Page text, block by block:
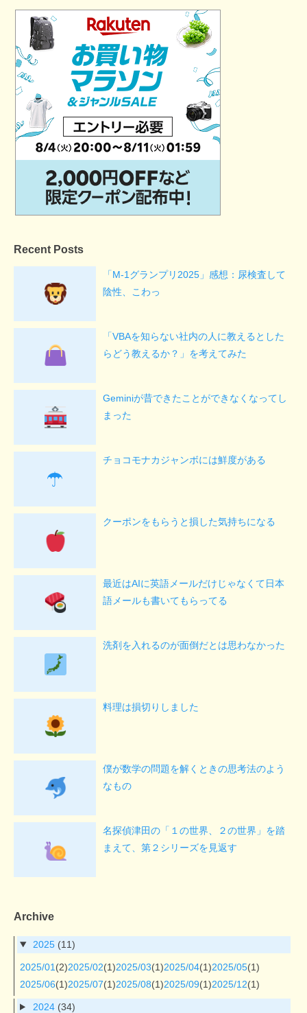
Recent Posts
「M-1グランプリ2025」感想：尿検査して
陰性、こわっ
「VBAを知らない社内の人に教えるとした
らどう教えるか？」を考えてみた
Geminiが昔できたことができなくなってし
まった
☂
チョコモナカジャンボには鮮度がある
クーポンをもらうと損した気持ちになる
最近はAIに英語メールだけじゃなくて日本
語メールも書いてもらってる
洗剤を入れるのが面倒だとは思わなかった
料理は損切りしました
僕が数学の問題を解くときの思考法のよう
なもの
名探偵津田の「１の世界、２の世界」を踏
まえて、第２シリーズを見返す
Archive
2025 (11)
2025/01 (2)2025/02(1)2025/03(1)2025/04(1)2025/05(1)
2025/06(1)2025/07(1)2025/08(1)2025/09(1)2025/12(1)
2024 (34)